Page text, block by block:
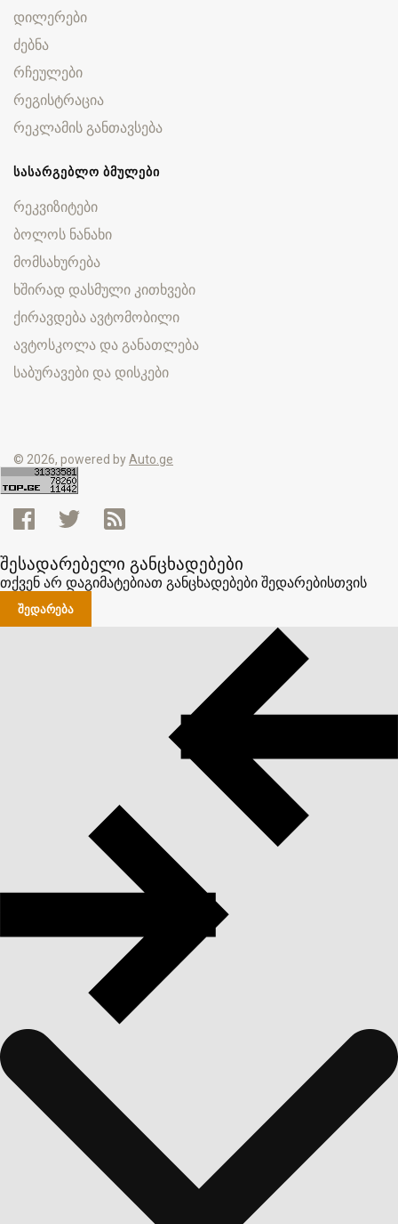
დილერები
ძებნა
რჩეულები
რეგისტრაცია
რეკლამის განთავსება
ᲡᲐᲡᲐᲠᲒᲔᲑᲚᲝ ᲑᲛᲣᲚᲔᲑᲘ
რეკვიზიტები
ბოლოს ნანახი
მომსახურება
ხშირად დასმული კითხვები
ქირავდება ავტომობილი
ავტოსკოლა და განათლება
საბურავები და დისკები
© 2026, powered byAuto.ge
შესადარებელი განცხადებები
თქვენ არ დაგიმატებიათ განცხადებები შედარებისთვის
ᲨᲔᲓᲐᲠᲔᲑᲐ